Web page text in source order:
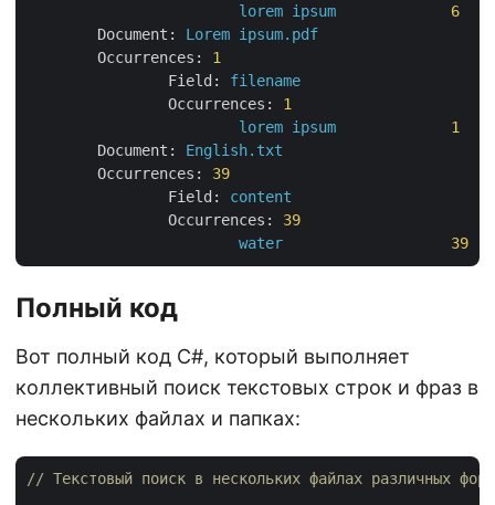
lorem ipsum
6
Document:
Lorem ipsum.pdf
Occurrences:
1
Field:
filename
Occurrences:
1
lorem ipsum
1
Document:
English.txt
Occurrences:
39
Field:
content
Occurrences:
39
water
39
Полный код
Вот полный код C#, который выполняет
коллективный поиск текстовых строк и фраз в
нескольких файлах и папках:
// Текстовый поиск в нескольких файлах различных